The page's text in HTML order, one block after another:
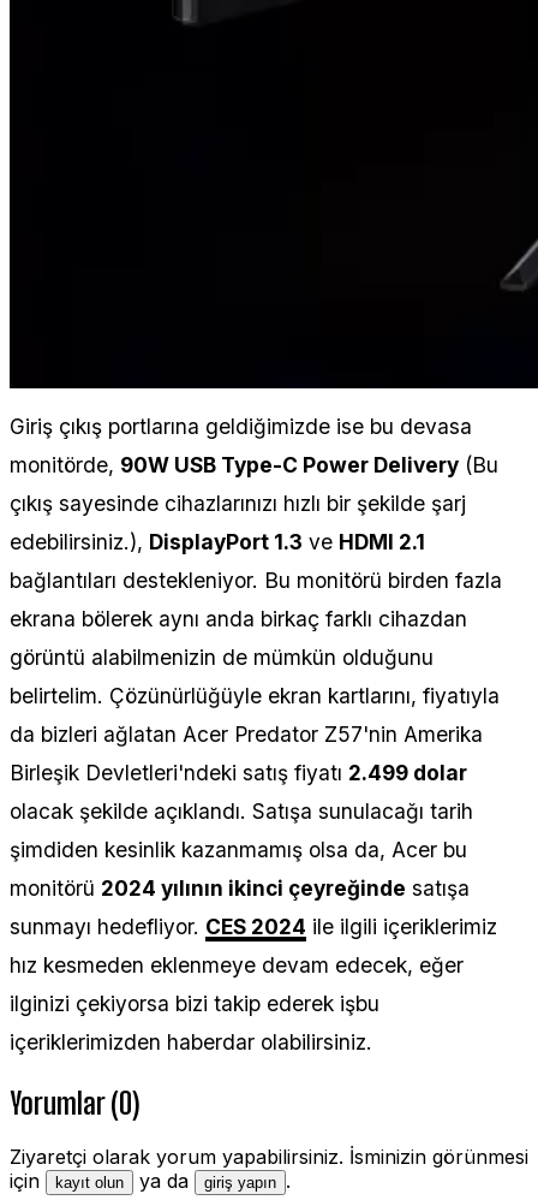
Giriş çıkış portlarına geldiğimizde ise bu devasa
monitörde, 90W USB Type-C Power Delivery (Bu
çıkış sayesinde cihazlarınızı hızlı bir şekilde şarj
edebilirsiniz.), DisplayPort 1.3 ve HDMI 2.1
bağlantıları destekleniyor. Bu monitörü birden fazla
ekrana bölerek aynı anda birkaç farklı cihazdan
görüntü alabilmenizin de mümkün olduğunu
belirtelim. Çözünürlüğüyle ekran kartlarını, fiyatıyla
da bizleri ağlatan Acer Predator Z57'nin Amerika
Birleşik Devletleri'ndeki satış fiyatı 2.499 dolar
olacak şekilde açıklandı. Satışa sunulacağı tarih
şimdiden kesinlik kazanmamış olsa da, Acer bu
monitörü 2024 yılının ikinci çeyreğinde satışa
sunmayı hedefliyor. CES 2024 ile ilgili içeriklerimiz
hız kesmeden eklenmeye devam edecek, eğer
ilginizi çekiyorsa bizi takip ederek işbu
içeriklerimizden haberdar olabilirsiniz.
Yorumlar (0)
Ziyaretçi olarak yorum yapabilirsiniz. İsminizin görünmesi
için
kayıt olun ya da giriş yapın .